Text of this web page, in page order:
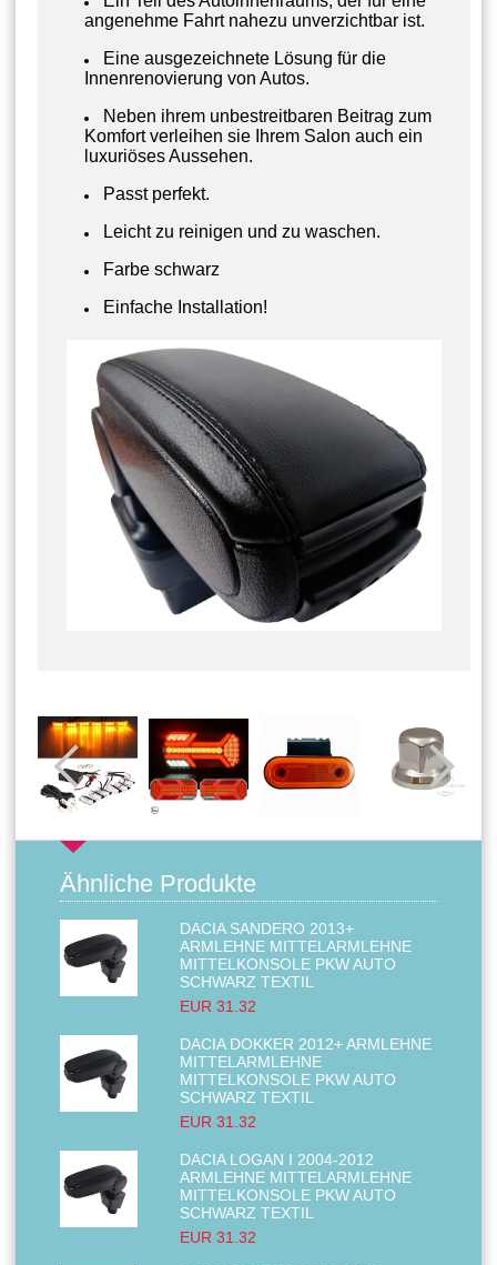
angenehme Fahrt nahezu unverzichtbar ist.
Eine ausgezeichnete Lösung für die
Innenrenovierung von Autos.
Neben ihrem unbestreitbaren Beitrag zum
Komfort verleihen sie Ihrem Salon auch ein
luxuriöses Aussehen.
Passt perfekt.
Leicht zu reinigen und zu waschen.
Farbe schwarz
Einfache Installation!
Ähnliche Produkte
DACIA SANDERO 2013+
ARMLEHNE MITTELARMLEHNE
MITTELKONSOLE PKW AUTO
SCHWARZ TEXTIL
EUR 31.32
DACIA DOKKER 2012+ ARMLEHNE
MITTELARMLEHNE
MITTELKONSOLE PKW AUTO
SCHWARZ TEXTIL
EUR 31.32
DACIA LOGAN I 2004-2012
ARMLEHNE MITTELARMLEHNE
MITTELKONSOLE PKW AUTO
SCHWARZ TEXTIL
EUR 31.32